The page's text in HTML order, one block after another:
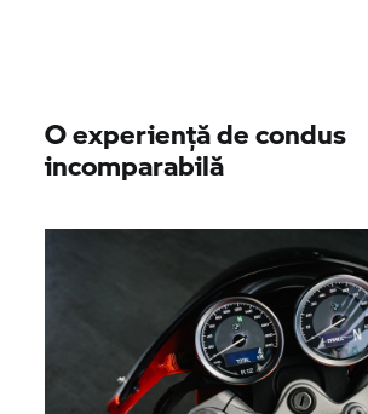
O experiență de condus
incomparabilă